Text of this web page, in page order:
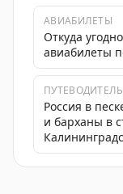
АВИАБИЛЕТЫ
Откуда
авиабилеты
ПУТЕВОДИТЕЛЬ
Россия в
и барханы в